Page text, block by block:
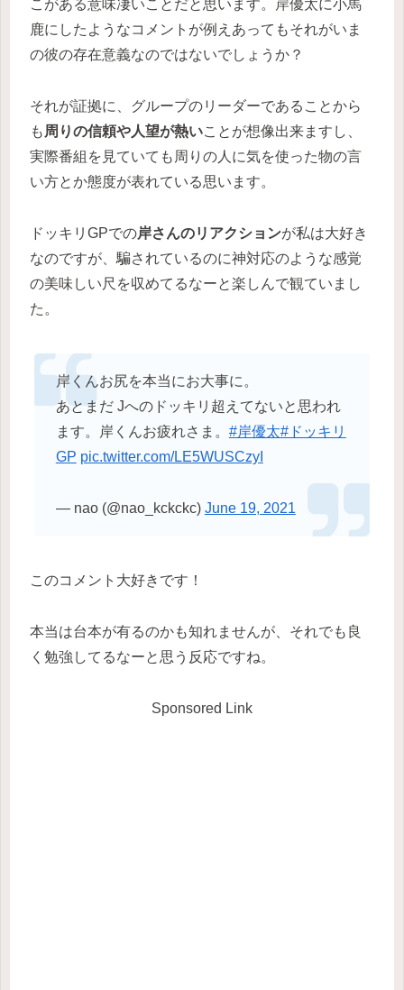
こがある意味凄いことだと思います。岸優太に小馬
鹿にしたようなコメントが例えあってもそれがいま
の彼の存在意義なのではないでしょうか？
それが証拠に、グループのリーダーであることから
も 周りの信頼や人望が熱いことが想像出来ますし、
実際番組を見ていても周りの人に気を使った物の言
い方とか態度が表れている思います。
ドッキリGPでの岸さんのリアクションが私は大好き
なのですが、騙されているのに神対応のような感覚
の美味しい尺を収めてるなーと楽しんで観ていまし
た。
岸くんお尻を本当にお大事に。
あとまだ Jへのドッキリ超えてないと思われ
ます。岸くんお疲れさま。 #岸優太#ドッキリ
GP pic.twitter.com/LE5WUSCzyI
— nao (@nao_kckckc) June 19, 2021
このコメント大好きです！
本当は台本が有るのかも知れませんが、それでも良
く勉強してるなーと思う反応ですね。
Sponsored Link